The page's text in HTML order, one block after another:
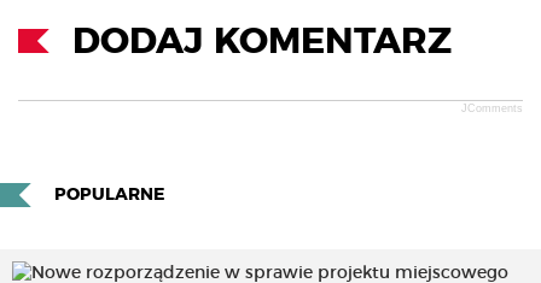
DODAJ KOMENTARZ
JComments
POPULARNE